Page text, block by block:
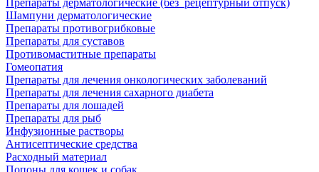
Препараты дерматологические (без_рецептурный отпуск)
Шампуни дерматологические
Препараты противогрибковые
Препараты для суставов
Противомаститные препараты
Гомеопатия
Препараты для лечения онкологических заболеваний
Препараты для лечения сахарного диабета
Препараты для лошадей
Препараты для рыб
Инфузионные растворы
Антисептические средства
Расходный материал
Попоны для кошек и собак